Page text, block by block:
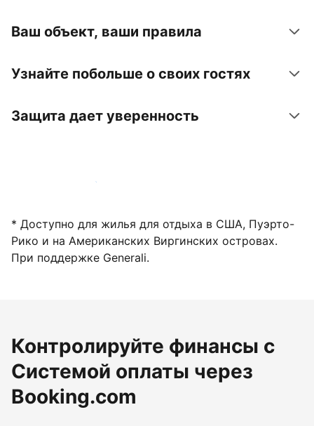
Ваш объект, ваши правила
Узнайте побольше о своих гостях
Защита дает уверенность
Зарегистрировать объект
* Доступно для жилья для отдыха в США, Пуэрто-
Рико и на Американских Виргинских островах.
При поддержке Generali.
Контролируйте финансы с
Системой оплаты через
Booking.com